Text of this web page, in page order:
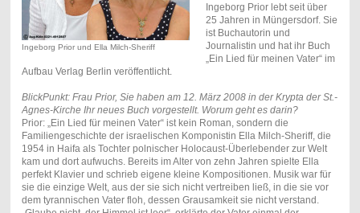
Ingeborg Prior und Ella Milch-Sheriff
Ingeborg Prior lebt seit über
25 Jahren in Müngersdorf. Sie
ist Buchautorin und
Journalistin und hat ihr Buch
„Ein Lied für meinen Vater“ im
Aufbau Verlag Berlin veröffentlicht.
BlickPunkt: Frau Prior, Sie haben am 12. März 2008 in der Krypta der St.-
Agnes-Kirche Ihr neues Buch vorgestellt. Worum geht es darin?
Prior: „Ein Lied für meinen Vater“ ist kein Roman, sondern die
Familiengeschichte der israelischen Komponistin Ella Milch-Sheriff, die
1954 in Haifa als Tochter polnischer Holocaust-Überlebender zur Welt
kam und dort aufwuchs. Bereits im Alter von zehn Jahren spielte Ella
perfekt Klavier und schrieb eigene kleine Kompositionen. Musik war für
sie die einzige Welt, aus der sie sich nicht vertreiben ließ, in die sie vor
dem tyrannischen Vater floh, dessen Grausamkeit sie nicht verstand.